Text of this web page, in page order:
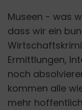
Museen - was
dass wir ein
Ermittlungen,
noch
kommen alle
mehr